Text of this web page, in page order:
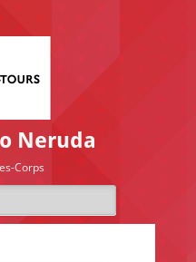
Neruda
Corps